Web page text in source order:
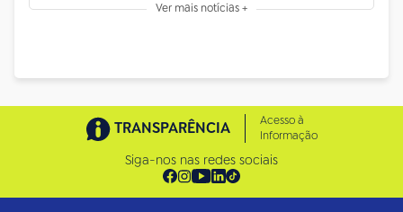
Ver mais notícias +
TRANSPARÊNCIA
Acesso à
Informação
Siga-nos nas redes sociais